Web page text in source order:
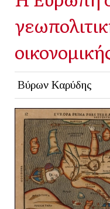
Βύρων Καρύδης